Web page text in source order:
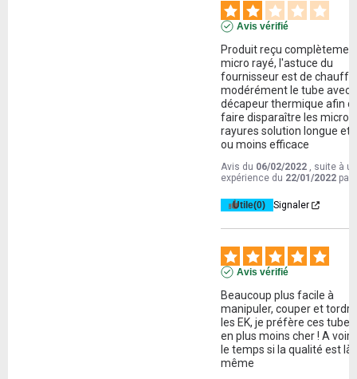
Avis vérifié
Produit reçu
micro rayé, l'astuce du
fournisseur est de
modérément le tube avec
décapeur thermique afin
faire disparaître les micro
rayures solution longue et
ou moins efficace
Avis du 06/02/2022 , suite à
expérience du 22/01/2022 par
Utile(0) Signaler
Avis vérifié
Beaucoup plus facile à
manipuler, couper et
les EK, je préfère ces
en plus moins cher ! A voir
le temps si la qualité est là
même